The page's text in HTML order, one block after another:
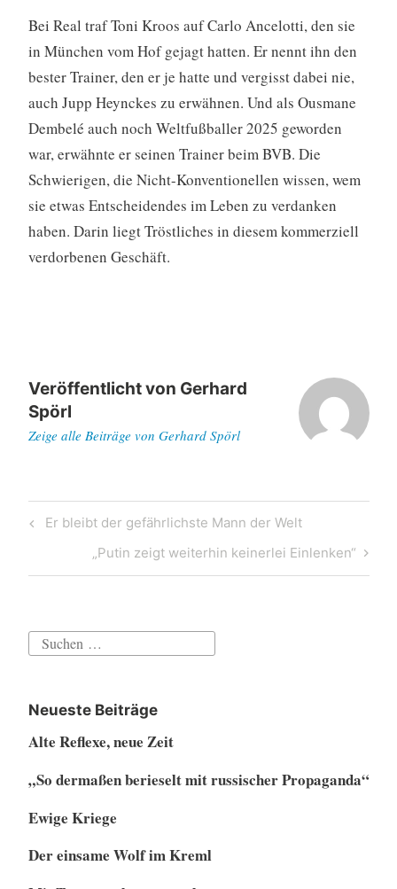
Bei Real traf Toni Kroos auf Carlo Ancelotti, den sie
in München vom Hof gejagt hatten. Er nennt ihn den
bester Trainer, den er je hatte und vergisst dabei nie,
auch Jupp Heynckes zu erwähnen. Und als Ousmane
Dembelé auch noch Weltfußballer 2025 geworden
war, erwähnte er seinen Trainer beim BVB. Die
Schwierigen, die Nicht-Konventionellen wissen, wem
sie etwas Entscheidendes im Leben zu verdanken
haben. Darin liegt Tröstliches in diesem kommerziell
verdorbenen Geschäft.
Veröffentlicht von Gerhard
Spörl
Zeige alle Beiträge von Gerhard Spörl
Beitragsnavigation
Previous
Er bleibt der gefährlichste Mann der Welt
Next
Post
„Putin zeigt weiterhin keinerlei Einlenken“
Suchen
Neueste Beiträge
Alte Reflexe, neue Zeit
„So dermaßen berieselt mit russischer Propaganda“
Ewige Kriege
Der einsame Wolf im Kreml